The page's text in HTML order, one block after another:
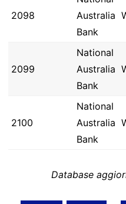
2098
Australia
Bank
2099
National
Australia
Bank
2100
National
Australia
Bank
Database